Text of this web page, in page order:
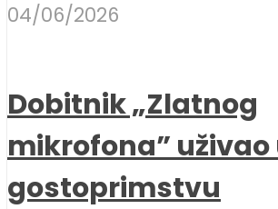
04/06/2026
Dobitnik „Zlatnog
mikrofona” uživao
gostoprimstvu